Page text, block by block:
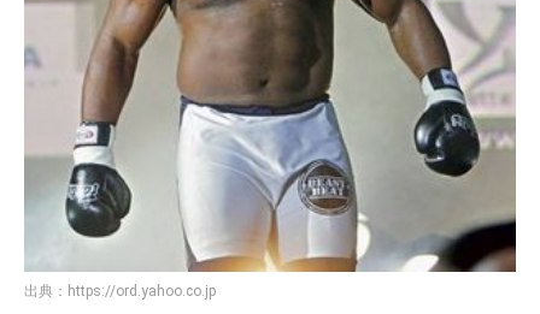
出典： https://ord.yahoo.co.jp